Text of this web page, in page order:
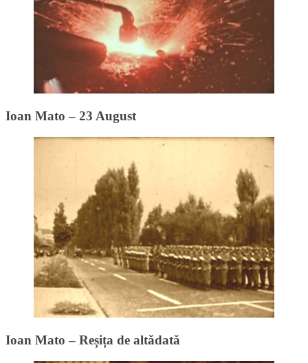
Ioan Mato – 23 August
Ioan Mato – Reșița de altădată